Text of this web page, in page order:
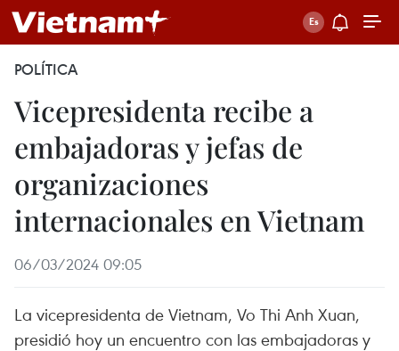
POLÍTICA
Vicepresidenta recibe a
embajadoras y jefas de
organizaciones
internacionales en Vietnam
06/03/2024 09:05
La vicepresidenta de Vietnam, Vo Thi Anh Xuan,
presidió hoy un encuentro con las embajadoras y